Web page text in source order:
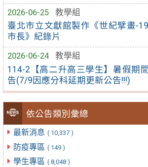
2026-06-25
教學組
臺北市立文獻館製作《世紀擘畫-
市長》紀錄片
2026-06-24
教學組
114-2【高二升高三學生】暑假期
告(7/9因應分科延期更新公告!!!)
依公告類別彙總
最新消息 ( 10,337 )
防疫專區 ( 149 )
學生專區 ( 8,048 )